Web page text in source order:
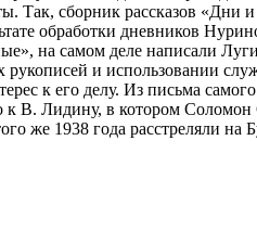
Так, сборник рассказов «Дни
обработки дневников
на самом деле написали
и использовании
к его делу. Из письма
к В. Лидину, в котором
же 1938 года расстреляли на